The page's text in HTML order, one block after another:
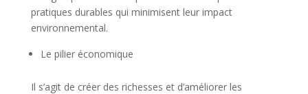
pratiques durables qui minimisent leur impact
environnemental.
Le pilier économique
Il s’agit de créer des richesses et d’améliorer les